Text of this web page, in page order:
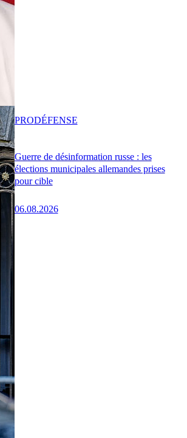
Guerre de désinformation russe : les
élections municipales allemandes prises
pour cible
06.08.2026
PRODÉFENSE